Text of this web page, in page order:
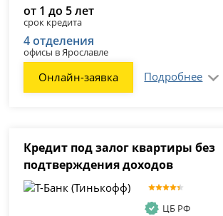
от 1 до 5 лет
срок кредита
4 отделения
офисы в Ярославле
Онлайн-заявка Подробнее
Кредит под залог квартиры без
подтверждения доходов
ЦБ РФ